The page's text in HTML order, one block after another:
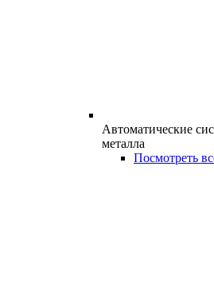
Автоматические
металла
Посмотреть